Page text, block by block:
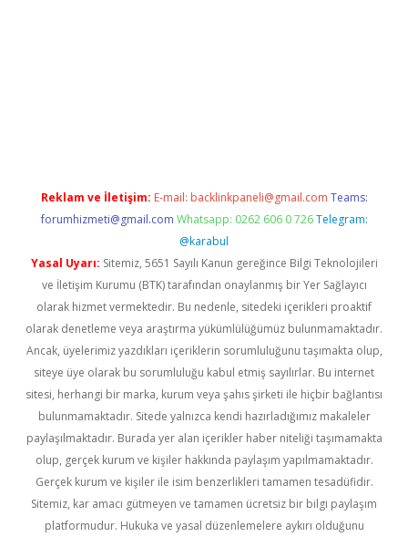
Reklam ve İletişim: E-mail: backlinkpaneli@gmail.com Teams:
forumhizmeti@gmail.com Whatsapp: 0262 606 0 726 Telegram:
@karabul
Yasal Uyarı: Sitemiz, 5651 Sayılı Kanun gereğince Bilgi Teknolojileri
ve İletişim Kurumu (BTK) tarafından onaylanmış bir Yer Sağlayıcı
olarak hizmet vermektedir. Bu nedenle, sitedeki içerikleri proaktif
olarak denetleme veya araştırma yükümlülüğümüz bulunmamaktadır.
Ancak, üyelerimiz yazdıkları içeriklerin sorumluluğunu taşımakta olup,
siteye üye olarak bu sorumluluğu kabul etmiş sayılırlar. Bu internet
sitesi, herhangi bir marka, kurum veya şahıs şirketi ile hiçbir bağlantısı
bulunmamaktadır. Sitede yalnızca kendi hazırladığımız makaleler
paylaşılmaktadır. Burada yer alan içerikler haber niteliği taşımamakta
olup, gerçek kurum ve kişiler hakkında paylaşım yapılmamaktadır.
Gerçek kurum ve kişiler ile isim benzerlikleri tamamen tesadüfidir.
Sitemiz, kar amacı gütmeyen ve tamamen ücretsiz bir bilgi paylaşım
platformudur. Hukuka ve yasal düzenlemelere aykırı olduğunu